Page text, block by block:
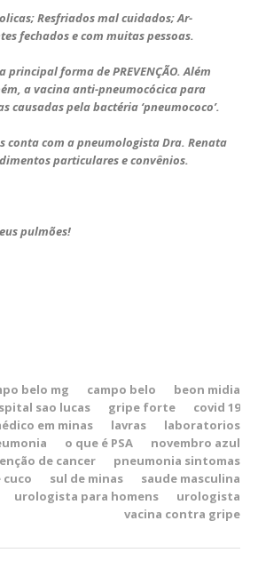
Resfriados mal cuidados; Ar-
fechados e com muitas pessoas.
principal forma de PREVENÇÃO. Além
a vacina anti-pneumocócica para
causadas pela bactéria ‘pneumococo’.
conta com a pneumologista Dra. Renata
particulares e convênios.
pulmões!
beon midia
campo belo
belo mg
covid 19
gripe forte
sao lucas
laboratorios
lavras
em minas
novembro azul
o que é PSA
pneumonia sintomas
de cancer
saude masculina
sul de minas
urologista
urologista para homens
vacina contra gripe